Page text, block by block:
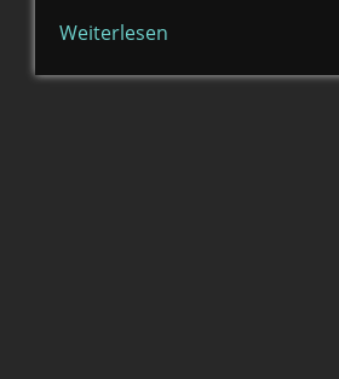
Weiterlesen